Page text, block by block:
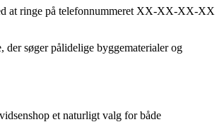
at ringe på telefonnummeret XX-XX-XX-XX
der søger pålidelige byggematerialer og
et naturligt valg for både